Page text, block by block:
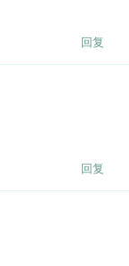
回复
回复